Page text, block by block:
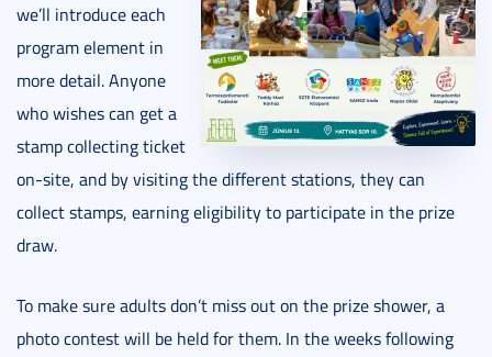
we’ll introduce each
program element in
more detail. Anyone
who wishes can get a
stamp collecting ticket
on-site, and by visiting the different stations, they can
collect stamps, earning eligibility to participate in the prize
draw.
To make sure adults don’t miss out on the prize shower, a
photo contest will be held for them. In the weeks following